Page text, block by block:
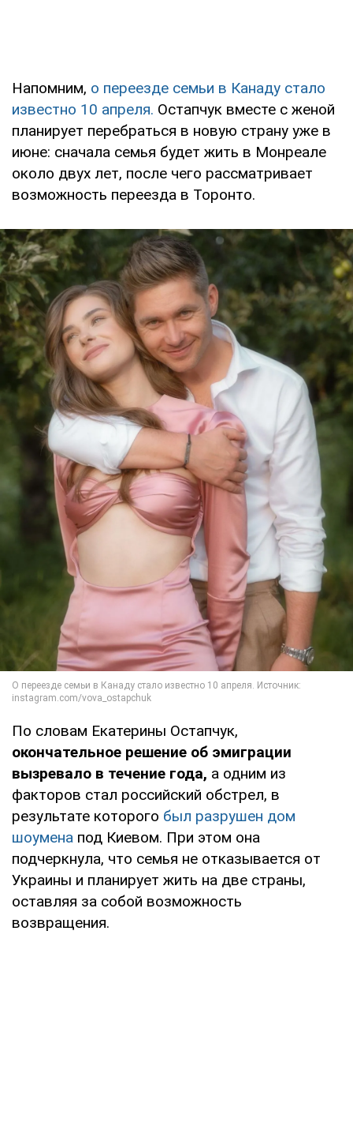
Напомним, о переезде семьи в Канаду стало
известно 10 апреля. Остапчук вместе с женой
планирует перебраться в новую страну уже в
июне: сначала семья будет жить в Монреале
около двух лет, после чего рассматривает
возможность переезда в Торонто.
По словам Екатерины Остапчук,
окончательное решение об эмиграции
вызревало в течение года, а одним из
факторов стал российский обстрел, в
результате которого был разрушен дом
шоумена под Киевом. При этом она
подчеркнула, что семья не отказывается от
Украины и планирует жить на две страны,
оставляя за собой возможность
возвращения.